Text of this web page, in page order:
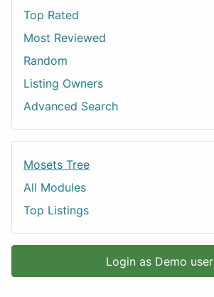
Top Rated
Most Reviewed
Random
Listing Owners
Advanced Search
Mosets Tree
All Modules
Top Listings
Login as Demo user